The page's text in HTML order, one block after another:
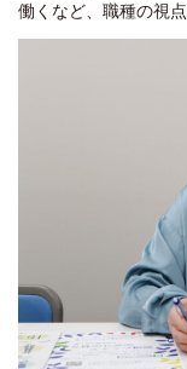
働くなど、職種の視